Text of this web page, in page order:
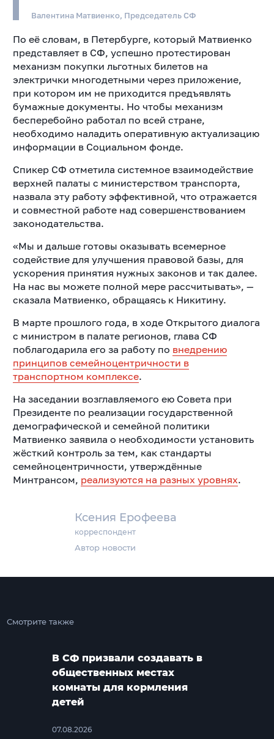
Ксения Ерофеева
корреспондент
Автор новости
Валентина Матвиенко, Председатель СФ
По её словам, в Петербурге, который Матвиенко
представляет в СФ, успешно протестирован
механизм покупки льготных билетов на
электрички многодетными через приложение,
при котором им не приходится предъявлять
бумажные документы. Но чтобы механизм
бесперебойно работал по всей стране,
необходимо наладить оперативную актуализацию
информации в Социальном фонде.
Спикер СФ отметила системное взаимодействие
верхней палаты с министерством транспорта,
назвала эту работу эффективной, что отражается
и совместной работе над совершенствованием
законодательства.
«Мы и дальше готовы оказывать всемерное
содействие для улучшения правовой базы, для
ускорения принятия нужных законов и так далее.
На нас вы можете полной мере рассчитывать», —
сказала Матвиенко, обращаясь к Никитину.
В марте прошлого года, в ходе Открытого диалога
с министром в палате регионов, глава СФ
поблагодарила его за работу по внедрению
принципов семейноцентричности в
транспортном комплексе.
На заседании возглавляемого ею Совета при
Президенте по реализации государственной
демографической и семейной политики
Матвиенко заявила о необходимости установить
жёсткий контроль за тем, как стандарты
семейноцентричности, утверждённые
Минтрансом, реализуются на разных уровнях.
Смотрите также
В СФ призвали создавать в
общественных местах
комнаты для кормления
детей
07.08.2026